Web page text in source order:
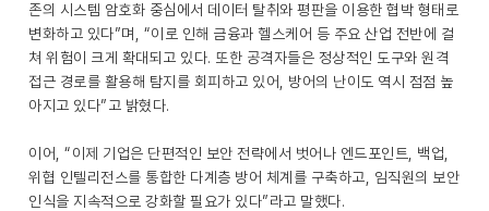
존의 시스템 암호화 중심에서 데이터 탈취와 평판을 이용한 협박 형태로
변화하고 있다”며, “이로 인해 금융과 헬스케어 등 주요 산업 전반에 걸
쳐 위험이 크게 확대되고 있다. 또한 공격자들은 정상적인 도구와 원격
접근 경로를 활용해 탐지를 회피하고 있어, 방어의 난이도 역시 점점 높
아지고 있다”고 밝혔다.
이어, “이제 기업은 단편적인 보안 전략에서 벗어나 엔드포인트, 백업,
위협 인텔리전스를 통합한 다계층 방어 체계를 구축하고, 임직원의 보안
인식을 지속적으로 강화할 필요가 있다”라고 말했다.